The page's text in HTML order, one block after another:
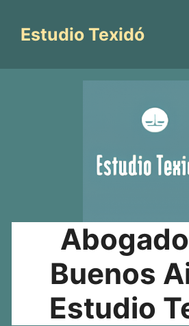
contenido
Estudio Texidó
Buenos
Estudio